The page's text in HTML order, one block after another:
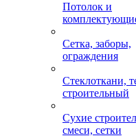
Потолок и
Сетка, заборы,
ограждения
Стеклоткани,
строительный
Сухие
смеси, сетки